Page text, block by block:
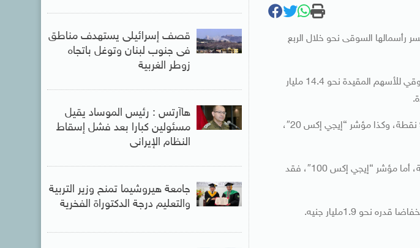
تعاملات اليوم الاثنين، على تراجع جماعى لمؤشراتها بأكثر من 1% ، وخسر رأسمالها السوقى نحو خلال الربع
تراجعت مؤشرات بورصة مصر بنحو قوي لدي إغلاق تعاملات، أمس الأحد، وخسر رأس المال السوقي للأسهم المقيدة نحو 14.4 مليار
وسجل المؤشر الرئيسي للبورصة المصرية “إيجي إكس 30” تراجعًا بنسبة 1% ليبلغ مستوى 9065 نقطة، وكذا مؤشر “إيجي إكس 20″،
بينما تراجع مؤشر “إيجي إكس 70” الذي يقيس أداء الأسهم المتوسطة بنسبة 1.5 ليبلغ 617 نقطة، أما مؤشر “إيجي إكس 100″، فقد
قصف إسرائيلى يستهدف مناطق
فى جنوب لبنان وتوغل باتجاه
زوطر الغربية
هاآرتس : رئيس الموساد يقيل
مسئولين كبارا بعد فشل إسقاط
النظام الإيرانى
جامعة هيروشيما تمنح وزير التربية
والتعليم درجة الدكتوراة الفخرية